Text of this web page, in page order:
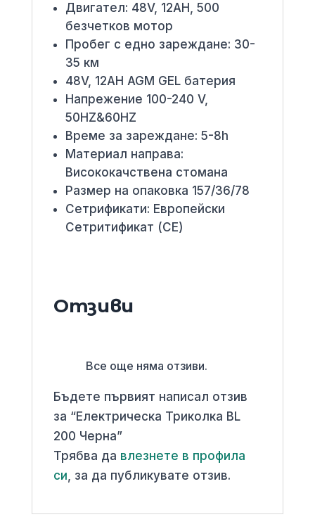
Двигател: 48V, 12AH, 500
безчетков мотор
Пробег с едно зареждане: 30-
35 км
48V, 12AH AGM GEL батерия
Напрежение 100-240 V,
50HZ&60HZ
Време за зареждане: 5-8h
Материал направа:
Висококачствена стомана
Размер на опаковка 157/36/78
Сетрификати: Европейски
Сетритификат (CE)
Отзиви
Все още няма отзиви.
Бъдете първият написал отзив
за “Електрическа Триколка BL
200 Черна”
Трябва да влезнете в профила
си , за да публикувате отзив.